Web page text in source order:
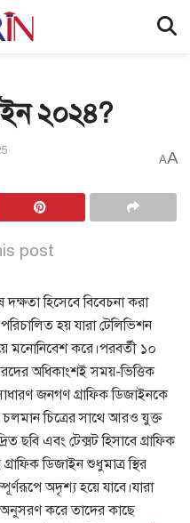
২০২৪?
AA
post
হিসেবে বিবেচনা করা
হয় যারা টেলিভিশন
মনোনিবেশ করে।পরবর্তী ১০
অধিকাংশই সময়-ভিত্তিক
জনগণ গ্রাফিক ডিজাইনকে
চলমান চিত্রের সাথে আরও যুক্ত
ছবি এবং টেক্সট হিসাবে গ্রাফিক
গ্রাফিক ডিজাইন শুধুমাত্র স্থির
অদৃশ্য হয়ে যাবে।যারা
অনুসরণ করে তাদের কাছে